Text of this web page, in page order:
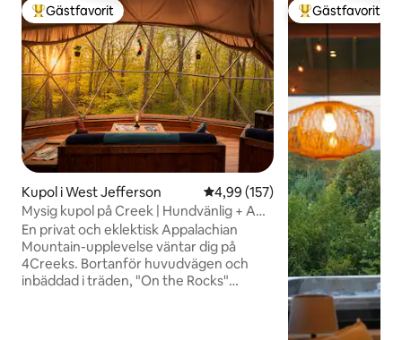
Populär gästfavorit
Gästfavorit
Kupol i West Jefferson 4,99 av 5 i genomsnittligt
4,99 (157)
Mysig kupol på Creek | Hundvänlig + AC
+ King BR
En privat och eklektisk Appalachian
Mountain-upplevelse väntar dig på
4Creeks. Bortanför huvudvägen och
inbäddad i träden, "On the Rocks"
Populär
Gästfavorit